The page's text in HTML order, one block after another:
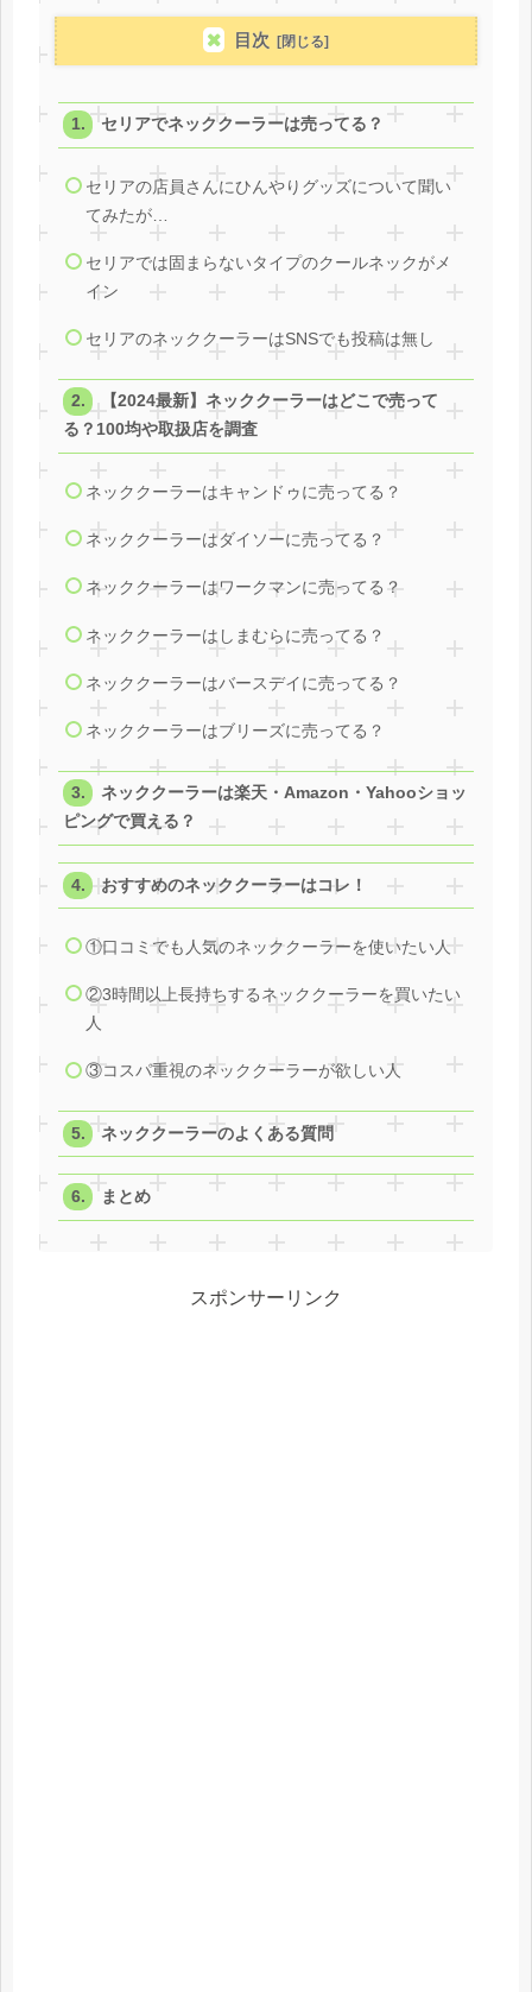
目次
セリアでネッククーラーは売ってる？
セリアの店員さんにひんやりグッズについて聞い
てみたが…
セリアでは固まらないタイプのクールネックがメ
イン
セリアのネッククーラーはSNSでも投稿は無し
【2024最新】ネッククーラーはどこで売って
る？100均や取扱店を調査
ネッククーラーはキャンドゥに売ってる？
ネッククーラーはダイソーに売ってる？
ネッククーラーはワークマンに売ってる？
ネッククーラーはしまむらに売ってる？
ネッククーラーはバースデイに売ってる？
ネッククーラーはブリーズに売ってる？
ネッククーラーは楽天・Amazon・Yahooショッ
ピングで買える？
おすすめのネッククーラーはコレ！
①口コミでも人気のネッククーラーを使いたい人
②3時間以上長持ちするネッククーラーを買いたい
人
③コスパ重視のネッククーラーが欲しい人
ネッククーラーのよくある質問
まとめ
スポンサーリンク